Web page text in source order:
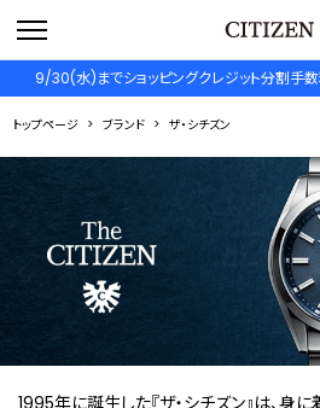
9/30(水)までショッピングクレジット分割手
トップページ ブランド ザ・シチズン